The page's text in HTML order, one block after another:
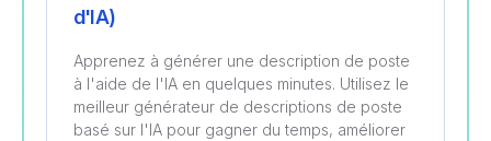
d'IA)
Apprenez à générer une description de poste
à l'aide de l'IA en quelques minutes. Utilisez le
meilleur générateur de descriptions de poste
basé sur l'IA pour gagner du temps, améliorer